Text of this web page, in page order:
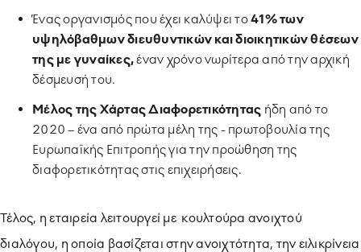
Ένας οργανισμός που έχει καλύψει το41% των
υψηλόβαθμων διευθυντικών και διοικητικών θέσεων
της με γυναίκες,έναν χρόνο νωρίτερα από την αρχική
δέσμευσή του.
Μέλος της Χάρτας Διαφορετικότητας ήδη από το
2020 – ένα από πρώτα μέλη της - πρωτοβουλία της
Ευρωπαϊκής Επιτροπής για την προώθηση της
διαφορετικότητας στις επιχειρήσεις.
Τέλος, η εταιρεία λειτουργεί με κουλτούρα ανοιχτού
διαλόγου, η οποία βασίζεται στην ανοιχτότητα, την ειλικρίνεια